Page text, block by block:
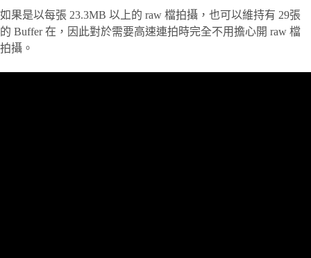
如果是以每張 23.3MB 以上的 raw 檔拍攝，也可以維持有 29張
的 Buffer 在，因此對於需要高速連拍時完全不用擔心開 raw 檔
拍攝。